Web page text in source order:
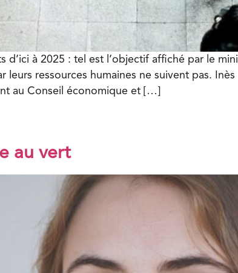
d’ici à 2025 : tel est l’objectif affiché par le
ressources humaines ne suivent pas.
au Conseil économique et […]
au vert